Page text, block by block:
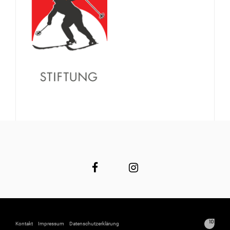
Kontakt Impressum Datenschutzerklärung